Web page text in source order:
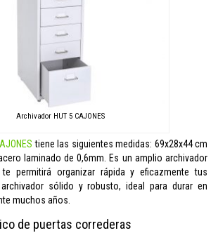
Archivador HUT 5 CAJONES
tiene las siguientes medidas: 69x28x44 cm
laminado de 0,6mm. Es un amplio archivador
permitirá organizar rápida y eficazmente tus
sólido y robusto, ideal para durar en
muchos años.
de puertas correderas